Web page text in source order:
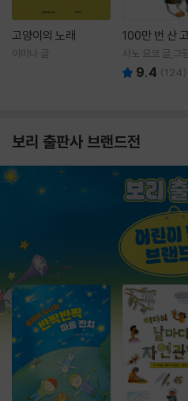
고양이의 노래
이미나 글
100만 번 산
사노 요코 글,그
역 9.4 (124)
보리 출판사 브랜드전